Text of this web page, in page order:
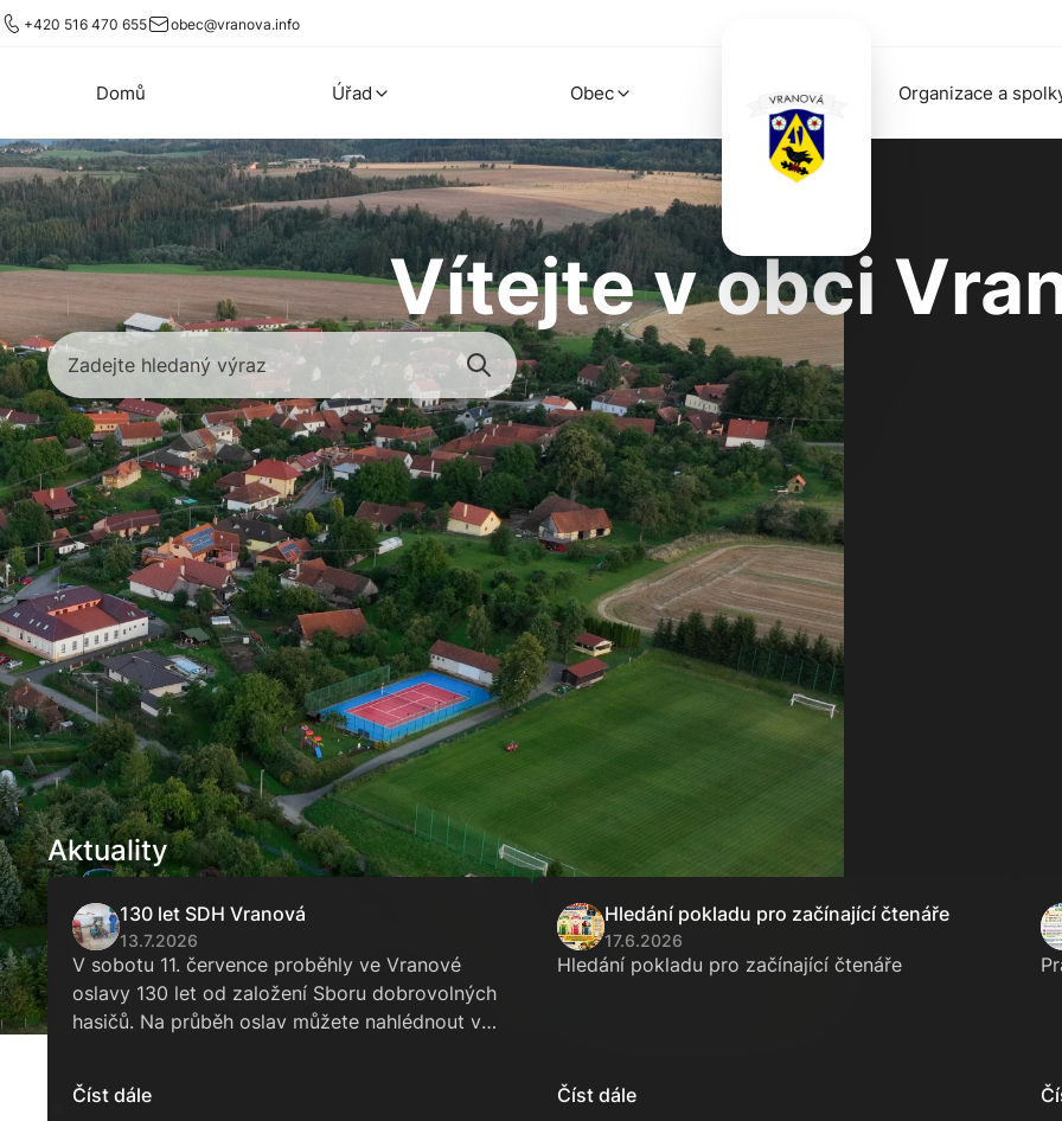
+420 516 470 655 obec@vranova.info
Domů Úřad Obec Organizace a
Vítejte v obci
Zadejte hledaný výraz
Aktuality
130 let SDH Vranová
13.7.2026
V sobotu 11. července proběhly ve Vranové
oslavy 130 let od založení Sboru dobrovolných
hasičů. Na průběh oslav můžete nahlédnout ve
Číst dále
Hledání pokladu pro začínající čtenáře
17.6.2026
Hledání pokladu pro začínající čtenáře
Číst dále